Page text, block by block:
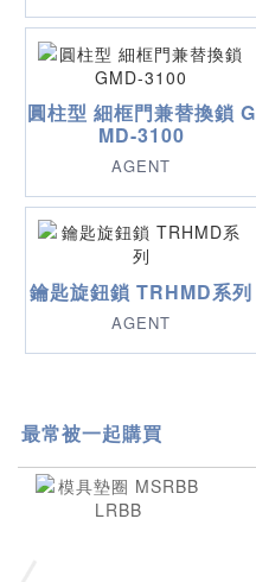
圓柱型 細框門兼替換鎖 G
MD-3100
AGENT
鑰匙旋鈕鎖 TRHMD系列
AGENT
最常被一起購買